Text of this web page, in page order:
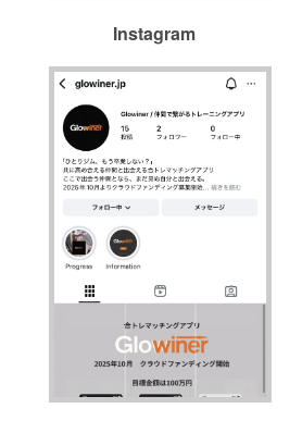
Instagram